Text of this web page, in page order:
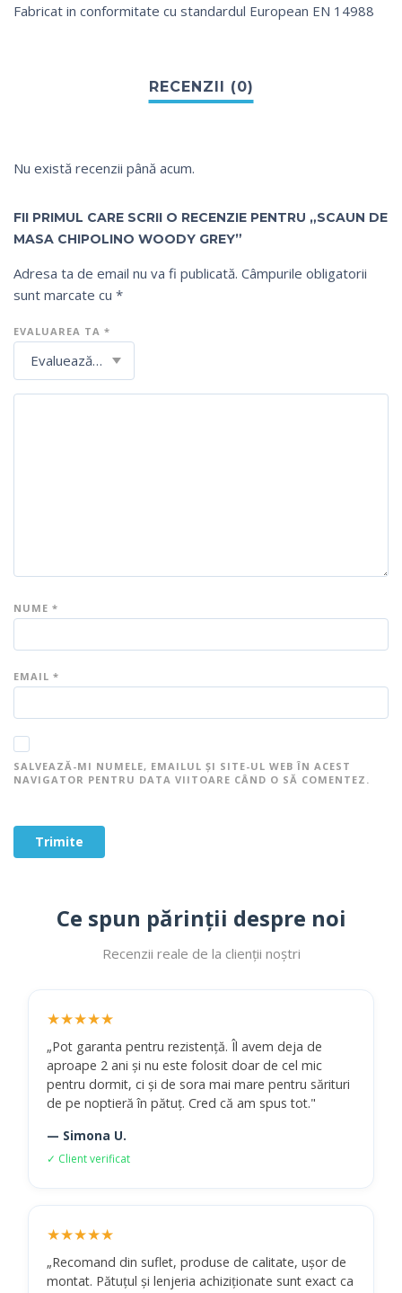
Fabricat in conformitate cu standardul European EN 14988
Nu există recenzii până acum.
FII PRIMUL CARE SCRII O RECENZIE PENTRU „SCAUN DE
MASA CHIPOLINO WOODY GREY”
Adresa ta de email nu va fi publicată. Câmpurile obligatorii
sunt marcate cu *
EVALUAREA TA *
NUME *
EMAIL *
SALVEAZĂ-MI NUMELE, EMAILUL ȘI SITE-UL WEB ÎN ACEST
NAVIGATOR PENTRU DATA VIITOARE CÂND O SĂ COMENTEZ.
Ce spun părinții despre noi
Recenzii reale de la clienții noștri
★★★★★
„Pot garanta pentru rezistență. Îl avem deja de
aproape 2 ani și nu este folosit doar de cel mic
pentru dormit, ci și de sora mai mare pentru sărituri
de pe noptieră în pătuț. Cred că am spus tot."
— Simona U.
✓ Client verificat
★★★★★
„Recomand din suflet, produse de calitate, ușor de
montat. Pătuțul și lenjeria achiziționate sunt exact ca